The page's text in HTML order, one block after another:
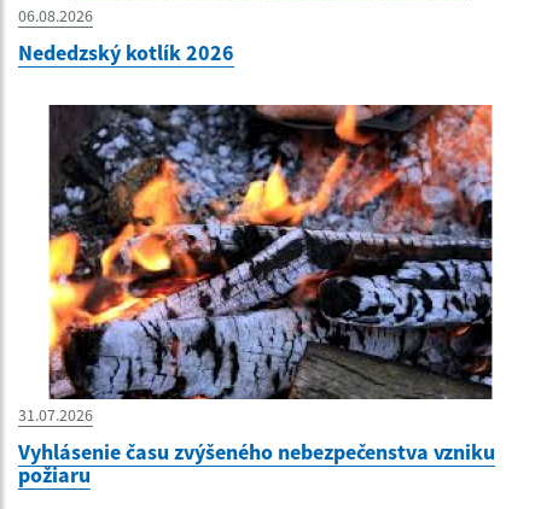
06.08.2026
Nededzský kotlík 2026
31.07.2026
Vyhlásenie času zvýšeného nebezpečenstva vzniku
požiaru